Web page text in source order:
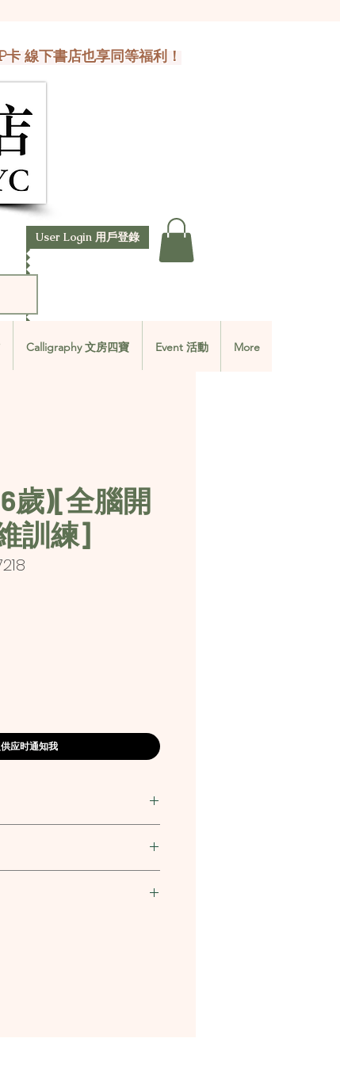
線下書店也享同等福利！
User Login 用戶登錄
Calligraphy 文房四寶 Event 活動 More
Calligraphy 文房四寶 Event 活動 More
歲)[全腦開
訓練]
应时通知我